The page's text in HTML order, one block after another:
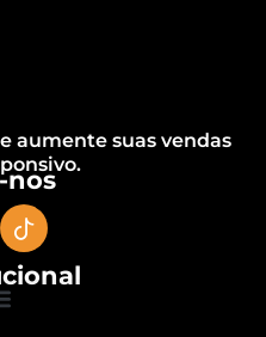
aumente suas vendas
nos